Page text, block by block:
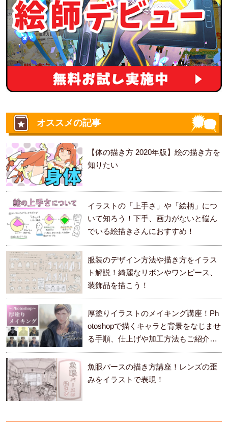
オススメの記事
【体の描き方 2020年版】絵の描き方を
知りたい
イラストの「上手さ」や「絵柄」につ
いて知ろう！下手、画力がないと悩ん
でいる絵描きさんにおすすめ！
服装のデザイン方法や描き方をイラス
ト解説！綺麗なリボンやワンピース、
装飾品を描こう！
厚塗りイラストのメイキング講座！Ph
otoshopで描くキャラと背景をなじませ
る手順、仕上げや加工方法もご紹介し
ます。
魚眼パースの描き方講座！レンズの歪
みをイラストで表現！